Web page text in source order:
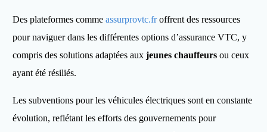
Des plateformes commeassurprovtc.froffrent des ressources
pour naviguer dans les différentes options d’assurance VTC, y
compris des solutions adaptées auxjeunes chauffeurs ou ceux
ayant été résiliés.
Les subventions pour les véhicules électriques sont en constante
évolution, reflétant les efforts des gouvernements pour